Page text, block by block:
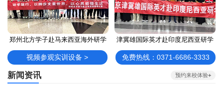
郑州北方学子赴马来西亚海外研学 津冀雄国际英才赴印度尼西亚研学
视频参观实训设备 > 免费热线：0371-6686-3333
新闻资讯 预约来校体验+